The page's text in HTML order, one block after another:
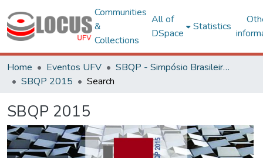
Communities
&
Collections
All of
DSpace
Statistics
Home Eventos UFV
SBQP - Simpósio Brasileiro de Qualidade do Projeto no Ambiente Construído
SBQP 2015
Search
SBQP 2015